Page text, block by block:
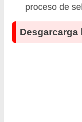
proceso de
Desgarcarga